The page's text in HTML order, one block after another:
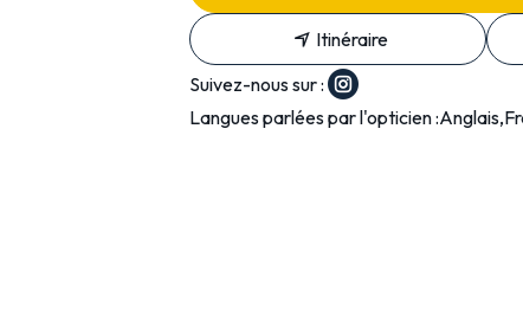
Itinéraire
Suivez-nous sur :
Langues parlées par l'opticien :